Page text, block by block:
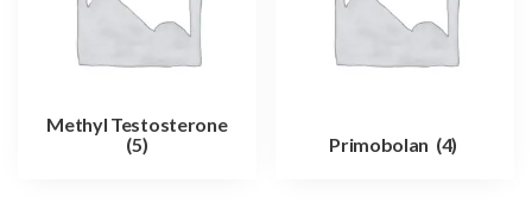
Methyl Testosterone
(5)
Primobolan (4)